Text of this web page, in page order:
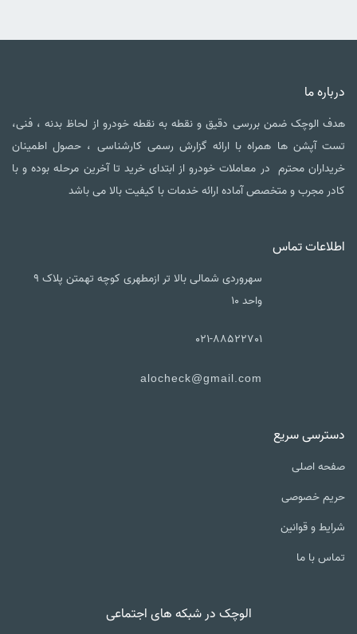
درباره ما
هدف الوچک ضمن بررسی دقیق و نقطه به نقطه خودرو از لحاظ بدنه ، فنی،
تست آپشن ها همراه با ارائه گزارش رسمی کارشناسی ، حصول اطمینان
خریداران محترم در معاملات خودرو از ابتدای خرید تا آخرین مرحله بوده و با
کادر مجرب و متخصص آماده ارائه خدمات با کیفیت بالا می باشد
اطلاعات تماس
سهروردی شمالی بالا تر ازمطهری کوچه تهمتن پلاک ۹
واحد ۱۰
021-88522701
alocheck@gmail.com
دسترسی سریع
صفحه اصلی
حریم خصوصی
شرایط و قوانین
تماس با ما
الوچک در شبکه های اجتماعی